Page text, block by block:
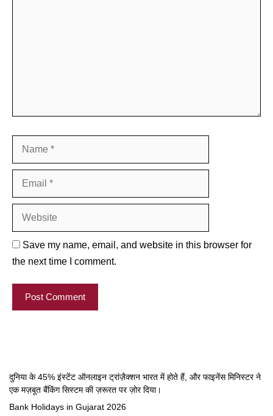
Save my name, email, and website in this browser for
the next time I comment.
दुनिया के 45% इंस्टेंट ऑनलाइन ट्रांज़ैक्शन भारत में होते हैं, और फाइनेंस मिनिस्टर ने
एक मज़बूत बैंकिंग सिस्टम की ज़रूरत पर ज़ोर दिया।
Bank Holidays in Gujarat 2026